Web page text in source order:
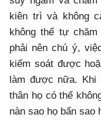
kiên trì và không
không thể tự
phải nên chú ý,
kiểm soát được
làm được nữa. Khi
thân họ có thể
nàn sao họ bẩn sao